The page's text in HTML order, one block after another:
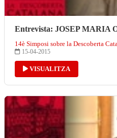
Entrevista: JOSEP MARIA
14è Simposi sobre la Descoberta
15-04-2015
VISUALITZA